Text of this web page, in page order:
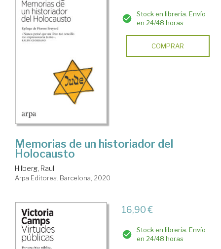
Stock en librería. Envío
en 24/48 horas
COMPRAR
Memorias de un historiador del
Holocausto
Hilberg, Raul
Arpa Editores. Barcelona, 2020
16,90 €
Stock en librería. Envío
en 24/48 horas